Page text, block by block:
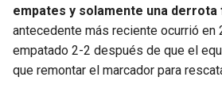
empates y solamente una
antecedente más reciente ocurrió en
empatado 2-2 después de que el
que remontar el marcador para